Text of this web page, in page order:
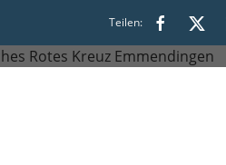
Teilen: